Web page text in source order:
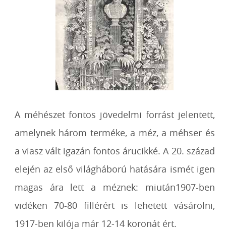
A méhészet fontos jövedelmi forrást jelentett,
amelynek három terméke, a méz, a méhser és
a viasz vált igazán fontos árucikké. A 20. század
elején az első világháború hatására ismét igen
magas ára lett a méznek: miután1907-ben
vidéken 70-80 fillérért is lehetett vásárolni,
1917-ben kilója már 12-14 koronát ért.